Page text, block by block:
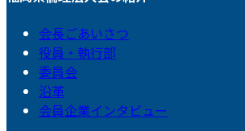
会長ごあいさつ
役員・執行部
委員会
沿革
会員企業インタビュー